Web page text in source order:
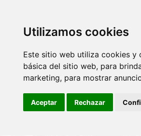
Utilizamos cookies
Este sitio web utiliza cookies y
básica del sitio web, para
marketing, para mostrar
Aceptar Rechazar